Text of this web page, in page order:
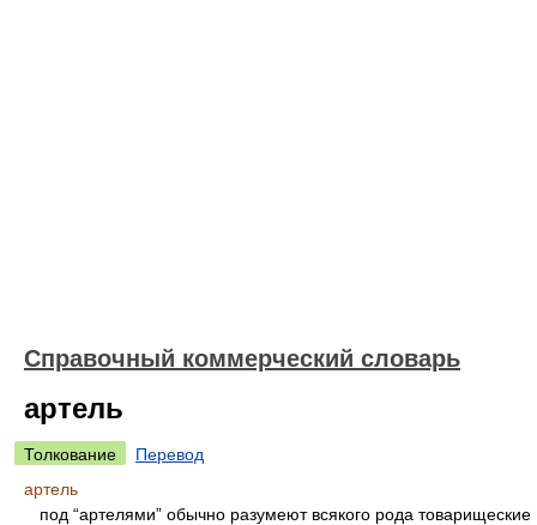
Справочный коммерческий словарь
артель
Толкование
Перевод
артель
под “артелями” обычно разумеют всякого рода товарищеские